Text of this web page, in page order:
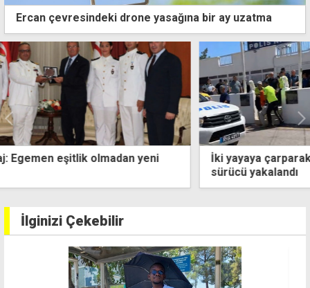
Ercan çevresindeki drone yasağına bir ay uzatma
İki yayaya çarparak birinin ölümüne neden olan firari
İlginizi Çekebilir